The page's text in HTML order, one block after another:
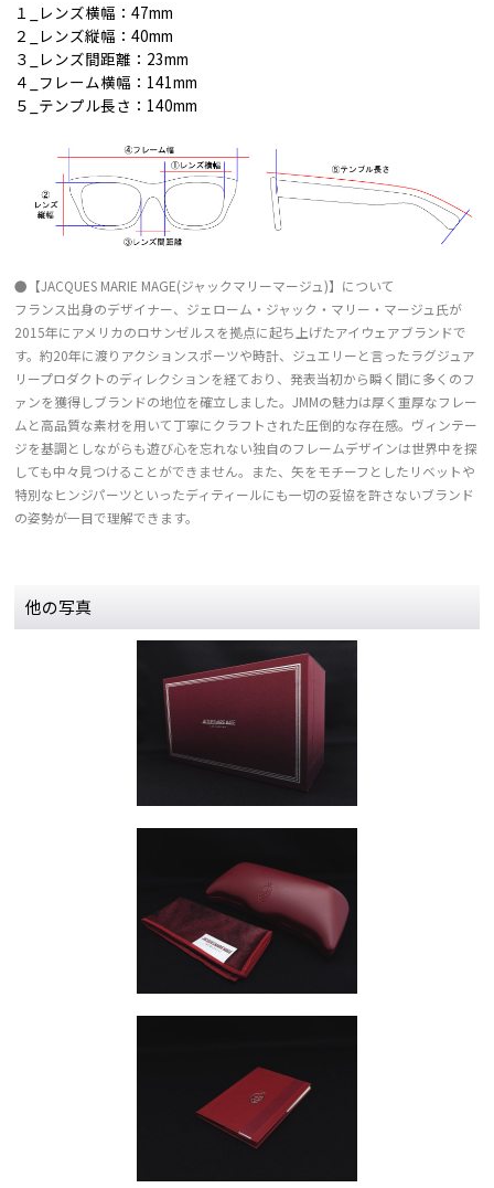
１_レンズ横幅：47mm
２_レンズ縦幅：40mm
３_レンズ間距離：23mm
４_フレーム横幅：141mm
５_テンプル長さ：140mm
●【JACQUES MARIE MAGE(ジャックマリーマージュ)】について
フランス出身のデザイナー、ジェローム・ジャック・マリー・マージュ氏が
2015年にアメリカのロサンゼルスを拠点に起ち上げたアイウェアブランドで
す。約20年に渡りアクションスポーツや時計、ジュエリーと言ったラグジュア
リープロダクトのディレクションを経ており、発表当初から瞬く間に多くのフ
ァンを獲得しブランドの地位を確立しました。JMMの魅力は厚く重厚なフレー
ムと高品質な素材を用いて丁寧にクラフトされた圧倒的な存在感。ヴィンテー
ジを基調としながらも遊び心を忘れない独自のフレームデザインは世界中を探
しても中々見つけることができません。また、矢をモチーフとしたリベットや
特別なヒンジパーツといったディティールにも一切の妥協を許さないブランド
の姿勢が一目で理解できます。
他の写真